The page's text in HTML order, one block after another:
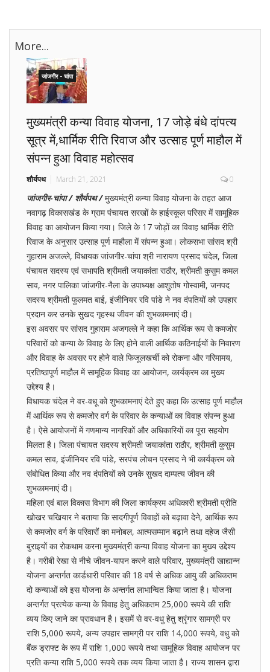
More...
जांजगीर - चांपा
मुख्यमंत्री कन्या विवाह योजना, 17 जोड़े बंधे दांपत्य
सूत्र में,धार्मिक रीति रिवाज और उत्साह पूर्ण माहौल में
संपन्न हुआ विवाह महोत्सव
शौर्यपथ March 21, 2021 0
जांजगीर-चांपा / शौर्यपथ / मुख्यमंत्री कन्या विवाह योजना के तहत आज
नवागढ़ विकासखंड के ग्राम पंचायत सरखों के हाईस्कूल परिसर में सामूहिक
विवाह का आयोजन किया गया। जिले के 17 जोड़ों का विवाह धार्मिक रीति
रिवाज के अनुसार उत्साह पूर्ण माहौला में संपन्न हुआ। लोकसभा सांसद श्री
गुहाराम अजल्ले, विधायक जांजगीर-चांपा श्री नारायण प्रसाद चंदेल, जिला
पंचायत सदस्य एवं सभापति श्रीमती जयाकांता राठौर, श्रीमती कुसुम कमल
साव, नगर पालिका जांजगीर-नैला के उपाध्यक्ष आशुतोष गोस्वामी, जनपद
सदस्य श्रीमती फुलमत बाई, इंजीनियर रवि पांडे ने नव दंपतियों को उपहार
प्रदान कर उनके सुखद गृहस्थ जीवन की शुभकामनाएं दी।
इस अवसर पर सांसद गुहाराम अजगल्ले ने कहा कि आर्थिक रूप से कमजोर
परिवारों को कन्या के विवाह के लिए होने वाली आर्थिक कठिनाईयों के निवारण
और विवाह के अवसर पर होने वाले फिजूलखर्ची को रोकना और गरिमामय,
प्रतिष्ठापूर्ण माहौल में सामूहिक विवाह का आयोजन, कार्यक्रम का मुख्य
उद्देश्य है।
विधायक चंदेल ने वर-वधू को शुभकामनाएं देते हुए कहा कि उत्साह पूर्ण माहौल
में आर्थिक रूप से कमजोर वर्ग के परिवार के कन्याओं का विवाह संपन्न हुआ
है। ऐसे आयोजनों में गणमान्य नागरिकों और अधिकारियों का पूरा सहयोग
मिलता है। जिला पंचायत सदस्य श्रीमती जयाकांता राठौर, श्रीमती कुसुम
कमल साव, इंजीनियर रवि पांडे, सरपंच लोचन प्रसाद ने भी कार्यक्रम को
संबोधित किया और नव दंपतियों को उनके सुखद दाम्पत्य जीवन की
शुभकामनाएं दी।
महिला एवं बाल विकास विभाग की जिला कार्यक्रम अधिकारी श्रीमती प्रीति
खोखर चखियार ने बताया कि सादगीपूर्ण विवाहों को बढ़ावा देने, आर्थिक रूप
से कमजोर वर्ग के परिवारों का मनोबल, आत्मसम्मान बढ़ाने तथा दहेज जैसी
बुराइयों का रोकथाम करना मुख्यमंत्री कन्या विवाह योजना का मुख्य उद्देश्य
है। गरीबी रेखा से नीचे जीवन-यापन करने वाले परिवार, मुख्यमंत्री खाद्यान्न
योजना अन्तर्गत कार्डधारी परिवार की 18 वर्ष से अधिक आयु की अधिकतम
दो कन्याओं को इस योजना के अन्तर्गत लाभान्वित किया जाता है। योजना
अन्तर्गत प्रत्येक कन्या के विवाह हेतु अधिकतम 25,000 रूपये की राशि
व्यय किए जाने का प्रावधान है। इसमें से वर-वधु हेतु श्रृंगार सामग्री पर
राशि 5,000 रूपये, अन्य उपहार सामग्री पर राशि 14,000 रूपये, वधु को
बैंक ड्राफ्ट के रूप में राशि 1,000 रूपये तथा सामूहिक विवाह आयोजन पर
प्रति कन्या राशि 5,000 रूपये तक व्यय किया जाता है। राज्य शासन द्वारा